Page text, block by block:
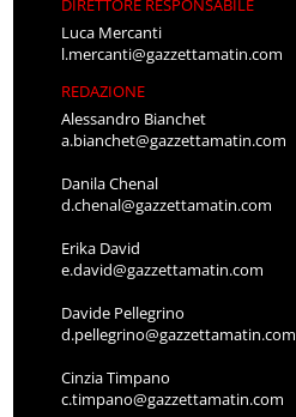
DIRETTORE RESPONSABILE
Luca Mercanti
l.mercanti@gazzettamatin.com
REDAZIONE
Alessandro Bianchet
a.bianchet@gazzettamatin.com
Danila Chenal
d.chenal@gazzettamatin.com
Erika David
e.david@gazzettamatin.com
Davide Pellegrino
d.pellegrino@gazzettamatin.com
Cinzia Timpano
c.timpano@gazzettamatin.com